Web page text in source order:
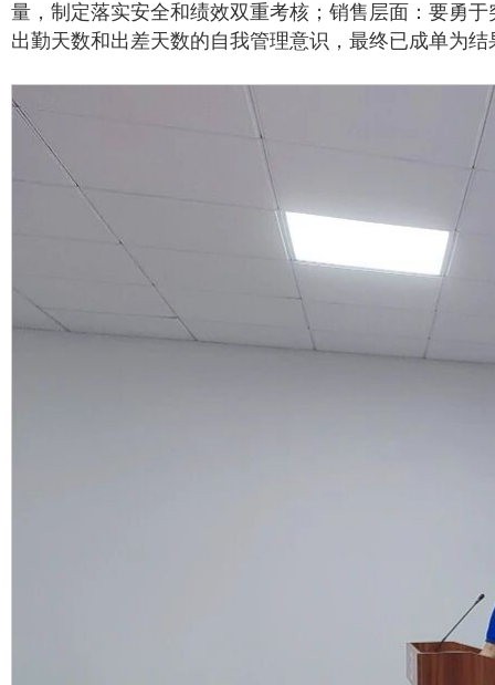
量，制定落实安全和绩效双重考核；销售层面：要勇
出勤天数和出差天数的自我管理意识，最终已成单为结